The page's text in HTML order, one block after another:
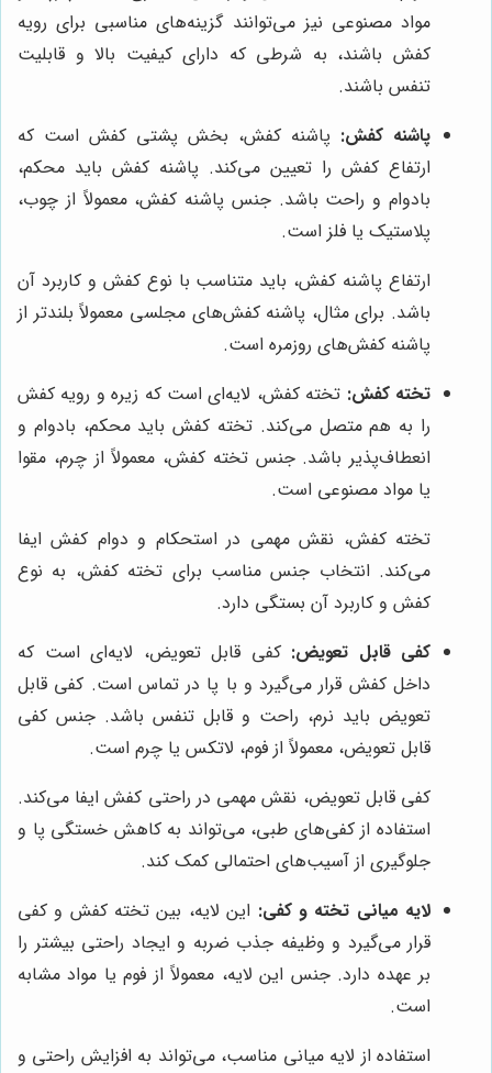
مواد مصنوعی نیز می‌توانند گزینه‌های مناسبی برای رویه
کفش باشند، به شرطی که دارای کیفیت بالا و قابلیت
تنفس باشند.
پاشنه کفش: پاشنه کفش، بخش پشتی کفش است که
ارتفاع کفش را تعیین می‌کند. پاشنه کفش باید محکم،
بادوام و راحت باشد. جنس پاشنه کفش، معمولاً از چوب،
پلاستیک یا فلز است.
ارتفاع پاشنه کفش، باید متناسب با نوع کفش و کاربرد آن
باشد. برای مثال، پاشنه کفش‌های مجلسی معمولاً بلندتر از
پاشنه کفش‌های روزمره است.
تخته کفش: تخته کفش، لایه‌ای است که زیره و رویه کفش
را به هم متصل می‌کند. تخته کفش باید محکم، بادوام و
انعطاف‌پذیر باشد. جنس تخته کفش، معمولاً از چرم، مقوا
یا مواد مصنوعی است.
تخته کفش، نقش مهمی در استحکام و دوام کفش ایفا
می‌کند. انتخاب جنس مناسب برای تخته کفش، به نوع
کفش و کاربرد آن بستگی دارد.
کفی قابل تعویض: کفی قابل تعویض، لایه‌ای است که
داخل کفش قرار می‌گیرد و با پا در تماس است. کفی قابل
تعویض باید نرم، راحت و قابل تنفس باشد. جنس کفی
قابل تعویض، معمولاً از فوم، لاتکس یا چرم است.
کفی قابل تعویض، نقش مهمی در راحتی کفش ایفا می‌کند.
استفاده از کفی‌های طبی، می‌تواند به کاهش خستگی پا و
جلوگیری از آسیب‌های احتمالی کمک کند.
لایه میانی تخته و کفی: این لایه، بین تخته کفش و کفی
قرار می‌گیرد و وظیفه جذب ضربه و ایجاد راحتی بیشتر را
بر عهده دارد. جنس این لایه، معمولاً از فوم یا مواد مشابه
است.
استفاده از لایه میانی مناسب، می‌تواند به افزایش راحتی و